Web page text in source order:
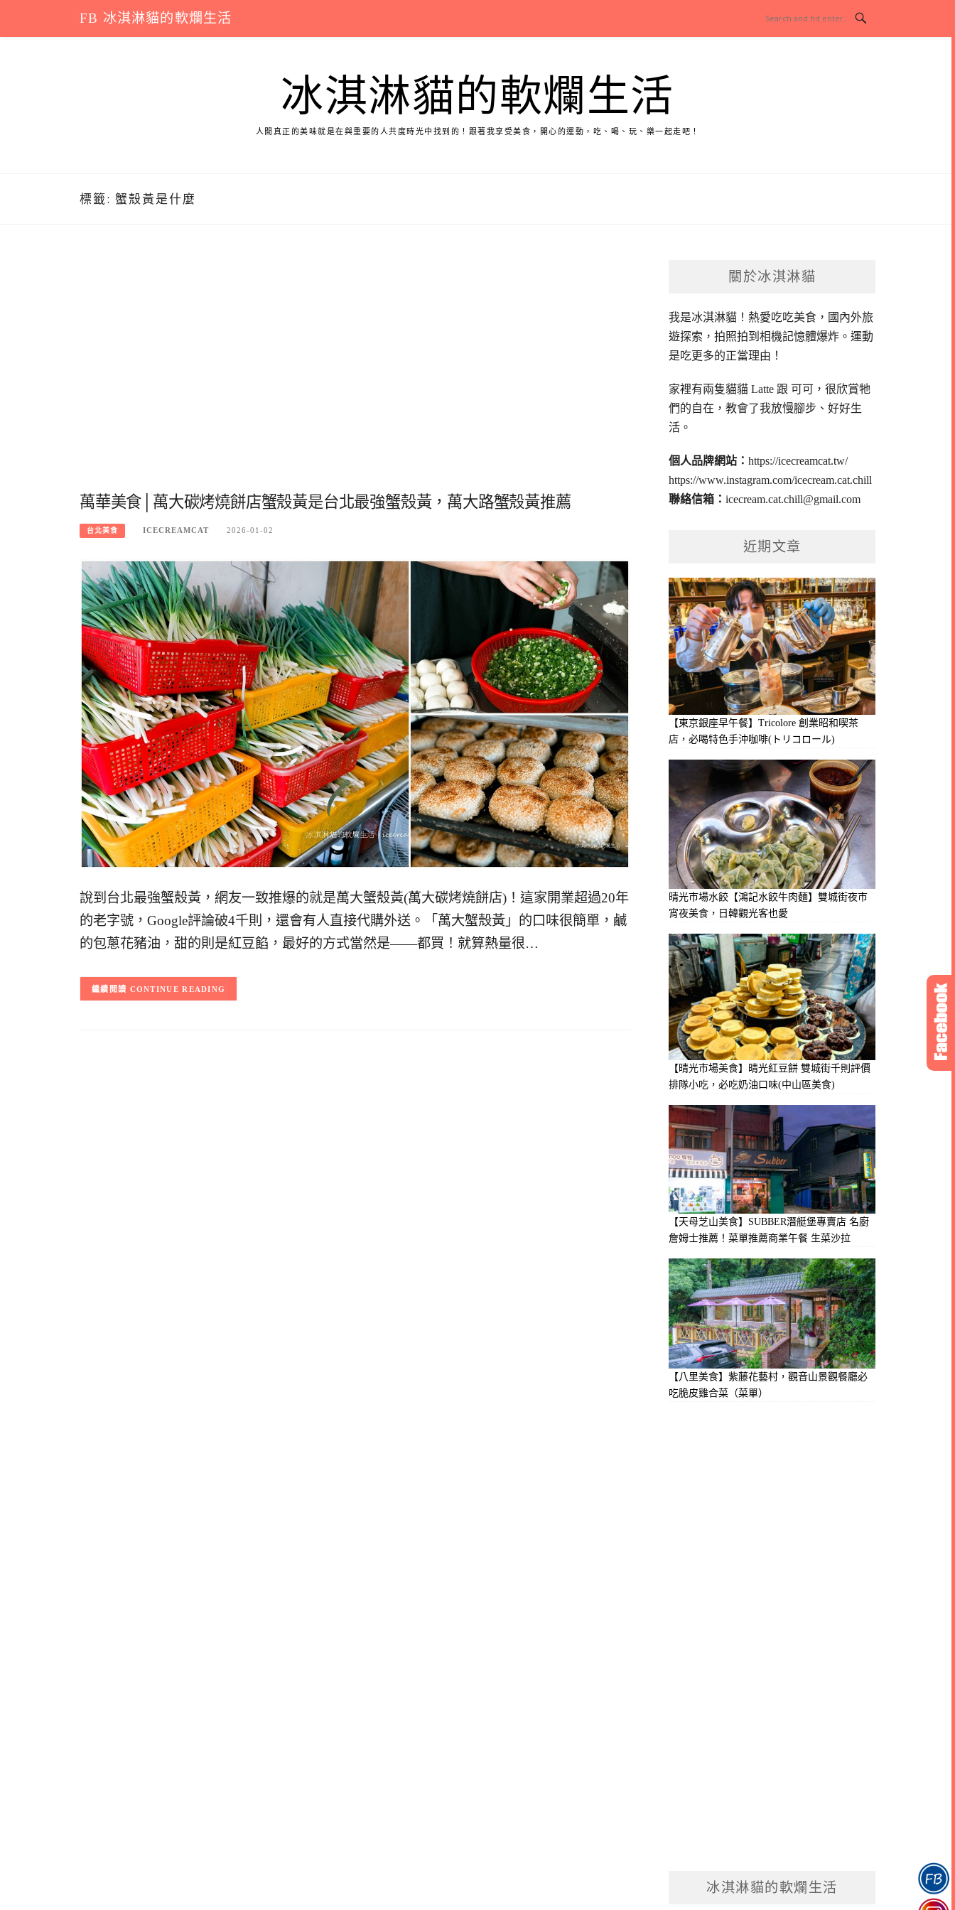
content
FB 冰淇淋貓的軟爛生活
冰淇淋貓的軟爛生活
人間真正的美味就是在與重要的人共度時光中找到的！跟著我享受美食，開心的運動，吃、喝、玩、樂一起走吧！
標籤: 蟹殼黃是什麼
萬華美食│萬大碳烤燒餅店蟹殼黃是台北最強蟹殼黃，萬大路蟹殼黃推薦
台北美食 ICECREAMCAT 2026-01-02
說到台北最強蟹殼黃，網友一致推爆的就是萬大蟹殼黃(萬大碳烤燒餅店)！這家開業超過20年
的老字號，Google評論破4千則，還會有人直接代購外送。「萬大蟹殼黃」的口味很簡單，鹹
的包蔥花豬油，甜的則是紅豆餡，最好的方式當然是——都買！就算熱量很…
CONTINUE READING
關於冰淇淋貓
我是冰淇淋貓！ 熱愛吃吃美食，國內外旅
遊探索，拍照拍到相機記憶體爆炸。運動
是吃更多的正當理由！
家裡有兩隻貓貓 Latte 跟 可可，很欣賞牠
們的自在，教會了我放慢腳步、好好生
活。
個人品牌網站：https://icecreamcat.tw/
https://www.instagram.com/icecream.cat.chill
聯絡信箱：icecream.cat.chill@gmail.com
近期文章
【東京銀座早午餐】Tricolore 創業昭和喫茶
店，必喝特色手沖咖啡(トリコロール)
晴光市場水餃【鴻記水餃牛肉麵】雙城街夜市
宵夜美食，日韓觀光客也愛
【晴光市場美食】晴光紅豆餅 雙城街千則評價
排隊小吃，必吃奶油口味(中山區美食)
【天母芝山美食】SUBBER潛艇堡專賣店 名廚
詹姆士推薦！菜單推薦商業午餐 生菜沙拉
【八里美食】紫藤花藝村，觀音山景觀餐廳必
吃脆皮雞合菜（菜單）
冰淇淋貓的軟爛生活